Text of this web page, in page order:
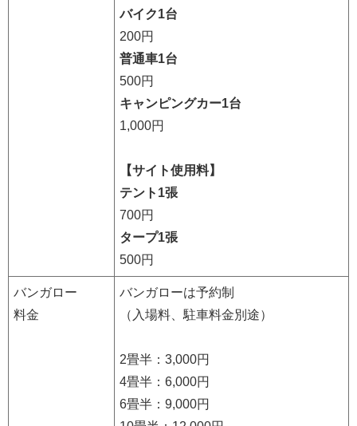
バイク1台
200円
普通車1台
500円
キャンピングカー1台
1,000円
【サイト使用料】
テント1張
700円
タープ1張
500円
バンガロー
料金
バンガローは予約制
（入場料、駐車料金別途）
2畳半：3,000円
4畳半：6,000円
6畳半：9,000円